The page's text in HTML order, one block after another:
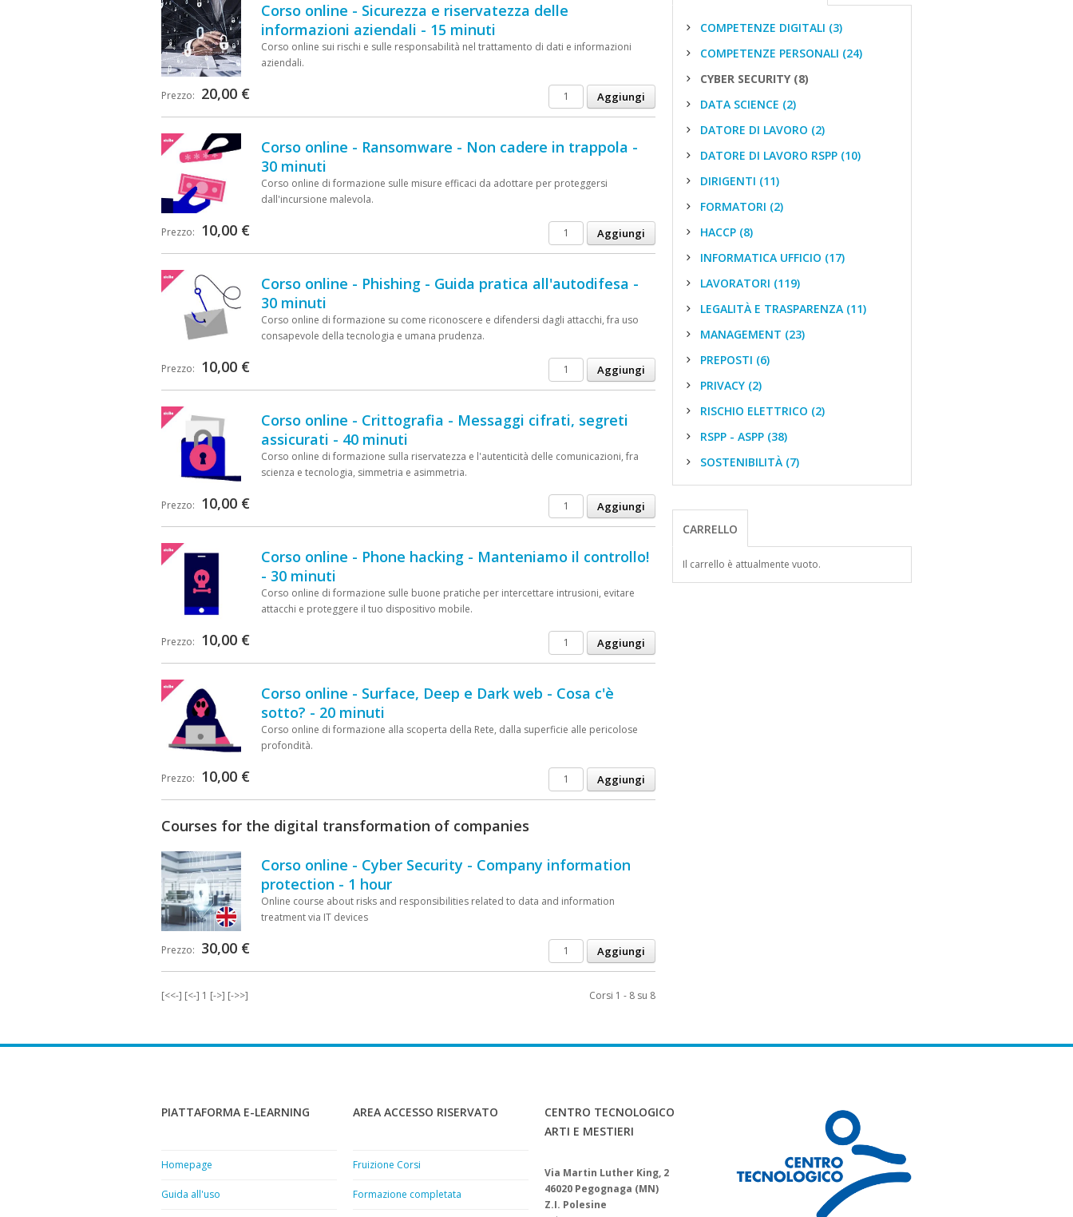
Corso online - Sicurezza e riservatezza delle
informazioni aziendali - 15 minuti
Corso online sui rischi e sulle responsabilità nel trattamento di dati e informazioni
aziendali.
Prezzo: 20,00 €
Corso online - Ransomware - Non cadere in trappola -
30 minuti
Corso online di formazione sulle misure efficaci da adottare per proteggersi
dall'incursione malevola.
Prezzo: 10,00 €
Corso online - Phishing - Guida pratica all'autodifesa -
30 minuti
Corso online di formazione su come riconoscere e difendersi dagli attacchi, fra uso
consapevole della tecnologia e umana prudenza.
Prezzo: 10,00 €
Corso online - Crittografia - Messaggi cifrati, segreti
assicurati - 40 minuti
Corso online di formazione sulla riservatezza e l'autenticità delle comunicazioni, fra
scienza e tecnologia, simmetria e asimmetria.
Prezzo: 10,00 €
Corso online - Phone hacking - Manteniamo il controllo!
- 30 minuti
Corso online di formazione sulle buone pratiche per intercettare intrusioni, evitare
attacchi e proteggere il tuo dispositivo mobile.
Prezzo: 10,00 €
Corso online - Surface, Deep e Dark web - Cosa c'è
sotto? - 20 minuti
Corso online di formazione alla scoperta della Rete, dalla superficie alle pericolose
profondità.
Prezzo: 10,00 €
Courses for the digital transformation of companies
Corso online - Cyber Security - Company information
protection - 1 hour
Online course about risks and responsibilities related to data and information
treatment via IT devices
Prezzo: 30,00 €
[<<-] [<-] 1 [->] [->>] Corsi 1 - 8 su 8
COMPETENZE DIGITALI (3)
COMPETENZE PERSONALI (24)
CYBER SECURITY (8)
DATA SCIENCE (2)
DATORE DI LAVORO (2)
DATORE DI LAVORO RSPP (10)
DIRIGENTI (11)
FORMATORI (2)
HACCP (8)
INFORMATICA UFFICIO (17)
LAVORATORI (119)
LEGALITÀ E TRASPARENZA (11)
MANAGEMENT (23)
PREPOSTI (6)
PRIVACY (2)
RISCHIO ELETTRICO (2)
RSPP - ASPP (38)
SOSTENIBILITÀ (7)
CARRELLO
Il carrello è attualmente vuoto.
PIATTAFORMA E-LEARNING
Homepage
Guida all'uso
AREA ACCESSO RISERVATO
Fruizione Corsi
Formazione completata
CENTRO TECNOLOGICO
ARTI E MESTIERI
Via Martin Luther King, 2
46020 Pegognaga (MN)
Z.I. Polesine